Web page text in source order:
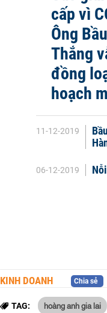
cấp vì
Ông
Thắng
đồng
hoạch
11-12-2019
06-12-2019
KINH DOANH Chia sẻ
TAG: hoàng anh gia lai